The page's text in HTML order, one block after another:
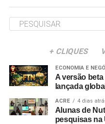
+ CLIQUES
ECONOMIA E
A versão
lançada
ACRE 4 dias
Alunas de
pesquisas na